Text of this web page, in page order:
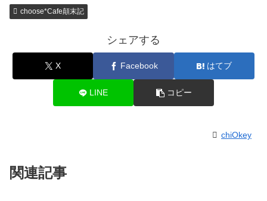
choose*Cafe顛末記
シェアする
X Facebook はてブ
LINE コピー
chiOkey
関連記事